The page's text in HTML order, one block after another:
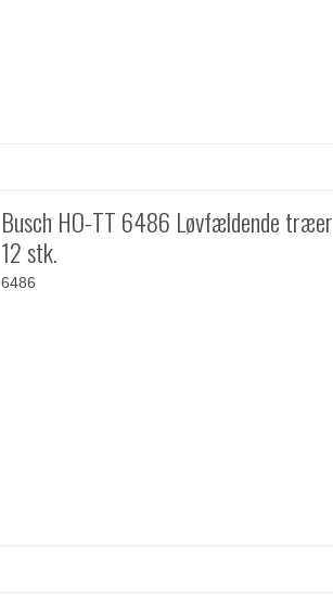
Busch HO-TT 6486 Løvfældende træer
12 stk.
6486